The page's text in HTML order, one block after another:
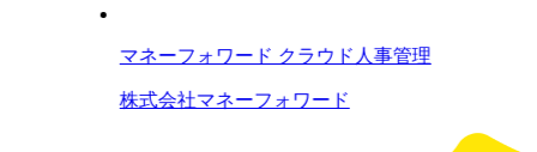
マネーフォワード クラウド人事管理
株式会社マネーフォワード